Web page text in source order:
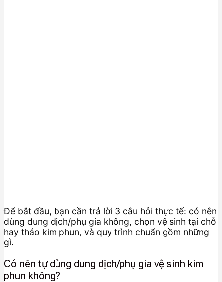
Để bắt đầu, bạn cần trả lời 3 câu hỏi thực tế: có nên
dùng dung dịch/phụ gia không, chọn vệ sinh tại chỗ
hay tháo kim phun, và quy trình chuẩn gồm những
gì.
Có nên tự dùng dung dịch/phụ gia vệ sinh kim
phun không?